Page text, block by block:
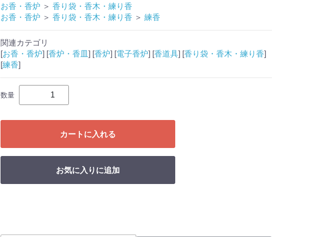
お香・香炉 ＞ 香り袋・香木・練り香
お香・香炉 ＞ 香り袋・香木・練り香 ＞ 練香
関連カテゴリ
[お香・香炉] [香炉・香皿 ] [香炉] [電子香炉] [香道具] [香り袋・香木・練り香]
[練香]
数量
カートに入れる
お気に入りに追加